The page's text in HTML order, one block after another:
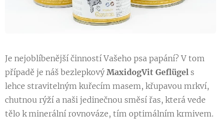
Je nejoblíbenější činností Vašeho psa papání? V tom
případě je náš bezlepkový MaxidogVit Geflügel s
lehce stravitelným kuřecím masem, křupavou mrkví,
chutnou rýží a naši jedinečnou směsí řas, která vede
tělo k minerální rovnováze, tím optimálním krmivem.